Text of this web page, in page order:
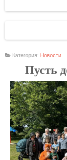
Категория: Новости
Пусть